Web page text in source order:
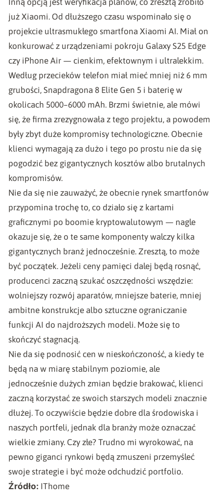
Inną opcją jest weryfikacja planów, co zresztą zrobiło
już Xiaomi. Od dłuższego czasu wspominało się o
projekcie ultrasmukłego smartfona Xiaomi AI. Miał on
konkurować z urządzeniami pokroju Galaxy S25 Edge
czy iPhone Air — cienkim, efektownym i ultralekkim.
Według przecieków telefon miał mieć mniej niż 6 mm
grubości, Snapdragona 8 Elite Gen 5 i baterię w
okolicach 5000–6000 mAh. Brzmi świetnie, ale mówi
się, że firma zrezygnowała z tego projektu, a powodem
były zbyt duże kompromisy technologiczne. Obecnie
klienci wymagają za dużo i tego po prostu nie da się
pogodzić bez gigantycznych kosztów albo brutalnych
kompromisów.
Nie da się nie zauważyć, że obecnie rynek smartfonów
przypomina trochę to, co działo się z kartami
graficznymi po boomie kryptowalutowym — nagle
okazuje się, że o te same komponenty walczy kilka
gigantycznych branż jednocześnie. Zresztą, to może
być początek. Jeżeli ceny pamięci dalej będą rosnąć,
producenci zaczną szukać oszczędności wszędzie:
wolniejszy rozwój aparatów, mniejsze baterie, mniej
ambitne konstrukcje albo sztuczne ograniczanie
funkcji AI do najdroższych modeli. Może się to
skończyć stagnacją.
Nie da się podnosić cen w nieskończoność, a kiedy te
będą na w miarę stabilnym poziomie, ale
jednocześnie dużych zmian będzie brakować, klienci
zaczną korzystać ze swoich starszych modeli znacznie
dłużej. To oczywiście będzie dobre dla środowiska i
naszych portfeli, jednak dla branży może oznaczać
wielkie zmiany. Czy złe? Trudno mi wyrokować, na
pewno giganci rynkowi będą zmuszeni przemyśleć
swoje strategie i być może odchudzić portfolio.
Źródło: IThome